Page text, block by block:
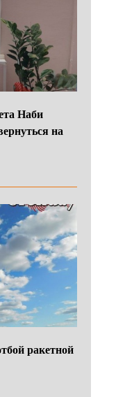
Наби
на
ракетной